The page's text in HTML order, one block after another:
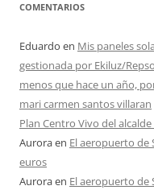
COMENTARIOS
Eduardo en Mis paneles
gestionada por Ekiluz/
menos que hace un año,
mari carmen santos villaran
Plan Centro Vivo del
Auroraen El aeropuerto de
euros
Auroraen El aeropuerto de